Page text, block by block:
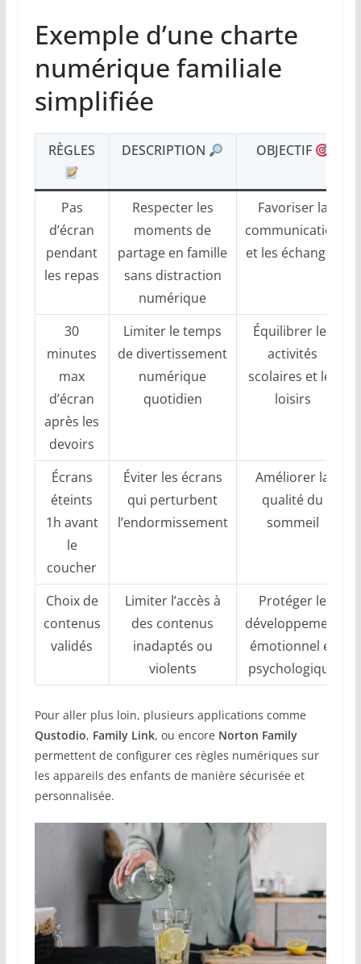
Exemple d’une charte
numérique familiale
simplifiée
RÈGLES DESCRIPTION OBJECTIF
Pas
d’écran
pendant
les repas
Respecter les
moments de
partage en famille
sans distraction
numérique
Favoriser la
communication
et les échanges
30
minutes
max
d’écran
après les
devoirs
Limiter le temps
de divertissement
numérique
quotidien
Équilibrer les
activités
scolaires et les
loisirs
Écrans
éteints
1h avant
le
coucher
Éviter les écrans
qui perturbent
l’endormissement
Améliorer la
qualité du
sommeil
Choix de
contenus
validés
Limiter l’accès à
des contenus
inadaptés ou
violents
Protéger le
développement
émotionnel et
psychologique
Pour aller plus loin, plusieurs applications comme
Qustodio, Family Link, ou encore Norton Family
permettent de configurer ces règles numériques sur
les appareils des enfants de manière sécurisée et
personnalisée.